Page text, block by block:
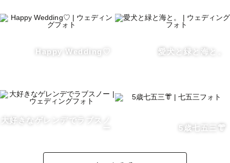
気付いたら友達みたいになってるかも？！🤭
まず、カップルフォトを撮りその二人が結婚してウェディ
り産まれてからニューボーンフォトやお宮参りを撮りそし
すお手伝いをさせて頂きたいと考えております。
Happy Wedding♡ 愛犬と緑と海と。
大好きなゲレンデでラブスノ
5歳七五三👘